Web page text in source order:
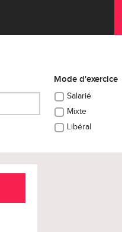
Mode d'exercice
Salarié
Mixte
Libéral